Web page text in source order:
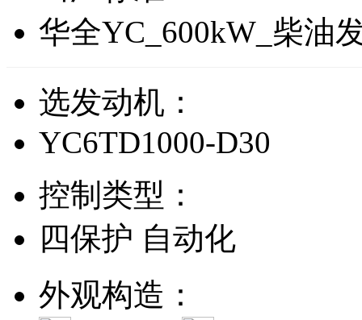
华全YC_600kW_柴油
选发动机：
YC6TD1000-D30
控制类型：
四保护 自动化
外观构造：